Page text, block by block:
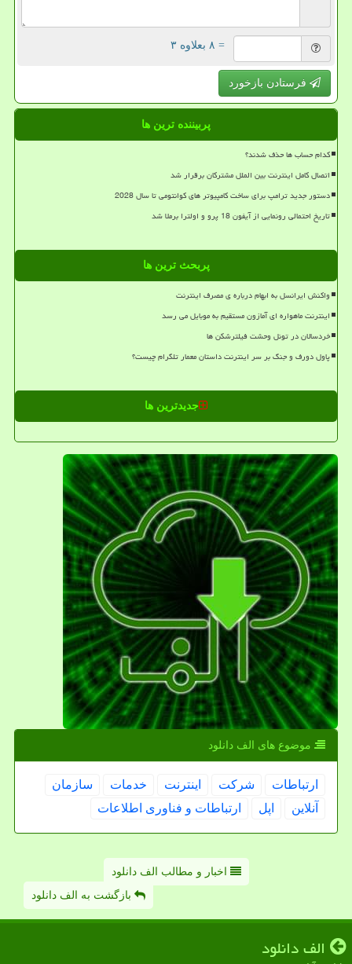
= ۸ بعلاوه ۳
فرستادن بازخورد
پربیننده ترین ها
کدام حساب ها حذف شدند؟
اتصال کامل اینترنت بین الملل مشترکان برقرار شد
دستور جدید ترامپ برای ساخت کامپیوتر های کوانتومی تا سال 2028
تاریخ احتمالی رونمایی از آیفون 18 پرو و اولترا برملا شد
پربحث ترین ها
واکنش ایرانسل به ابهام درباره ی مصرف اینترنت
اینترنت ماهواره ای آمازون مستقیم به موبایل می رسد
خردسالان در تونل وحشت فیلترشکن ها
پاول دورف و جنگ بر سر اینترنت داستان معمار تلگرام چیست؟
جدیدترین ها
موضوع های الف دانلود
ارتباطات شركت اینترنت خدمات
سازمان
آنلاین
اپل ارتباطات و فناوری اطلاعات
اخبار و مطالب الف دانلود
بازگشت به الف دانلود
الف دانلود